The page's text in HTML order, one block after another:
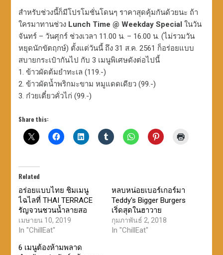
สำหรับช่วงนี้ก็มีโปรโมชั่นโดนๆ ราคาสุดคุ้มกันด้วยนะ ถ้า
ใครมาทานช่วง Lunch Time @ Weekday Special ในวัน
จันทร์ – วันศุกร์ ช่วงเวลา 11.00 น. – 16.00 น. (ไม่รวมวัน
หยุดนักขัตฤกษ์) ตั้งแต่วันนี้ ถึง 31 ส.ค. 2561 ก็อร่อยแบบ
สบายกระเป๋ากันไป กับ 3 เมนูพิเศษดังต่อไปนี้
1. ข้าวผัดต้มยำทะเล (119.-)
2. ข้าวผัดน้ำพริกมะขาม หมูแดดเดียว (99.-)
3. ก๋วยเตี๋ยวคั่วไก่ (99.-)
Share this:
Related
อร่อยแบบไทย ชิมเมนู
ไฉไลที่ THAI TERRACE
รัญจวนชวนน้ำลายสอ
เมษายน 10, 2019
In "ChillEat"
หลบหน่อยเบอร์เกอร์มา
Teddy's Bigger Burgers
เริ่ดสุดในฮาวาย
กุมภาพันธ์ 2, 2018
In "ChillEat"
6 เมนูต้องห้ามพลาด